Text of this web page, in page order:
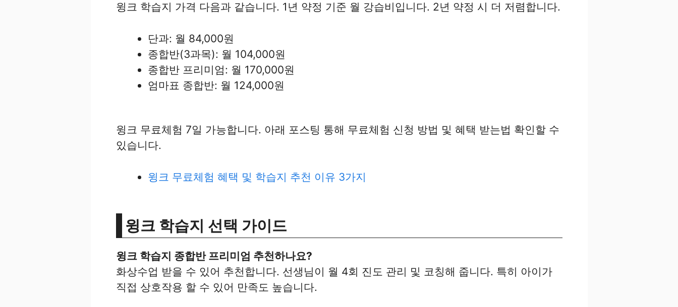
윙크 학습지 가격 다음과 같습니다. 1년 약정 기준 월 강습비입니다. 2년 약정 시 더 저렴합니다.
단과: 월 84,000원
종합반(3과목): 월 104,000원
종합반 프리미엄: 월 170,000원
엄마표 종합반: 월 124,000원
윙크 무료체험 7일 가능합니다. 아래 포스팅 통해 무료체험 신청 방법 및 혜택 받는법 확인할 수
있습니다.
윙크 무료체험 혜택 및 학습지 추천 이유 3가지
윙크 학습지 선택 가이드
윙크 학습지 종합반 프리미엄 추천하나요?
화상수업 받을 수 있어 추천합니다. 선생님이 월 4회 진도 관리 및 코칭해 줍니다. 특히 아이가
직접 상호작용 할 수 있어 만족도 높습니다.